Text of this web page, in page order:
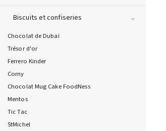
Biscuits et confiseries
Chocolat de Dubaï
Trésor d'or
Ferrero Kinder
Corny
Chocolat Mug Cake FoodNess
Mentos
Tic Tac
StMichel